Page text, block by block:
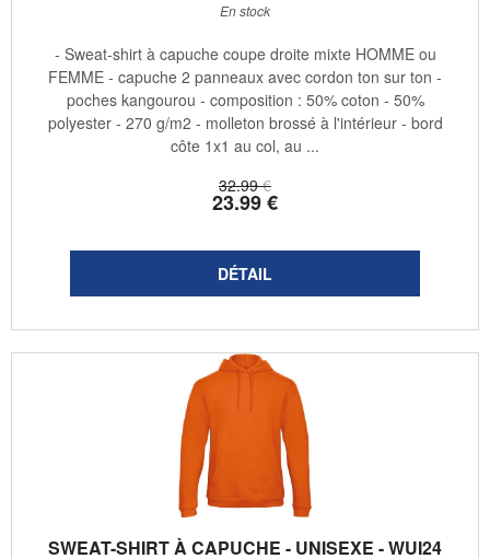
32.99 €
23.99€
En stock
- Sweat-shirt à capuche coupe droite mixte HOMME ou
FEMME - capuche 2 panneaux avec cordon ton sur ton -
poches kangourou - composition : 50% coton - 50%
polyester - 270 g/m2 - molleton brossé à l'intérieur - bord
côte 1x1 au col, au ...
SWEAT-SHIRT À CAPUCHE - UNISEXE - WUI24